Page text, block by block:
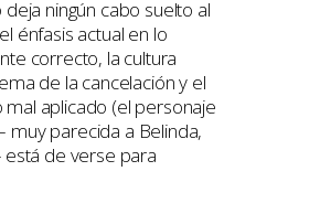
deja ningún cabo suelto al
énfasis actual en lo
correcto, la cultura
de la cancelación y el
aplicado (el personaje
muy parecida a Belinda,
de verse para